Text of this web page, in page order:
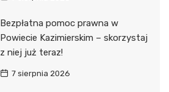
Bezpłatna pomoc prawna w
Powiecie Kazimierskim – skorzystaj
z niej już teraz!
7 sierpnia 2026